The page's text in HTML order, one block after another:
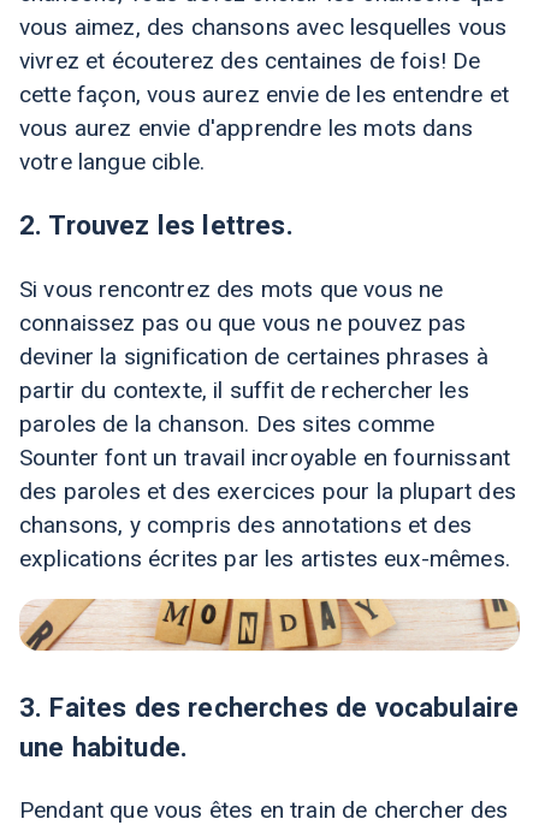
vous aimez, des chansons avec lesquelles vous
vivrez et écouterez des centaines de fois! De
cette façon, vous aurez envie de les entendre et
vous aurez envie d'apprendre les mots dans
votre langue cible.
2. Trouvez les lettres.
Si vous rencontrez des mots que vous ne
connaissez pas ou que vous ne pouvez pas
deviner la signification de certaines phrases à
partir du contexte, il suffit de rechercher les
paroles de la chanson. Des sites comme
Sounter font un travail incroyable en fournissant
des paroles et des exercices pour la plupart des
chansons, y compris des annotations et des
explications écrites par les artistes eux-mêmes.
3. Faites des recherches de vocabulaire
une habitude.
Pendant que vous êtes en train de chercher des